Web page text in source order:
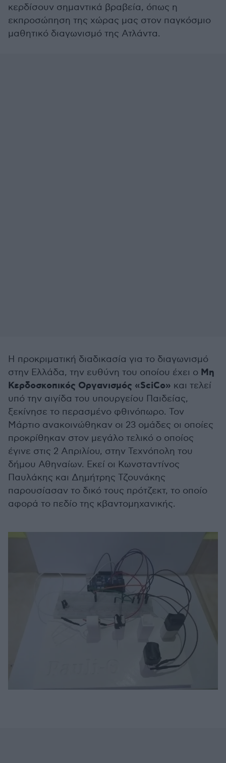
κερδίσουν σημαντικά βραβεία, όπως η
εκπροσώπηση της χώρας μας στον παγκόσμιο
μαθητικό διαγωνισμό της Ατλάντα.
Η προκριματική διαδικασία για το διαγωνισμό
στην Ελλάδα, την ευθύνη του οποίου έχει o Μη
Κερδοσκοπικός Οργανισμός «SciCo» και τελεί
υπό την αιγίδα του υπουργείου Παιδείας,
ξεκίνησε το περασμένο φθινόπωρο. Τον
Μάρτιο ανακοινώθηκαν οι 23 ομάδες οι οποίες
προκρίθηκαν στον μεγάλο τελικό ο οποίος
έγινε στις 2 Απριλίου, στην Τεχνόπολη του
δήμου Αθηναίων. Εκεί οι Κωνσταντίνος
Παυλάκης και Δημήτρης Τζουνάκης
παρουσίασαν το δικό τους πρότζεκτ, το οποίο
αφορά το πεδίο της κβαντομηχανικής.